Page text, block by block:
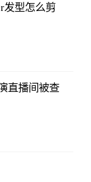
发型怎么剪
直播间被查